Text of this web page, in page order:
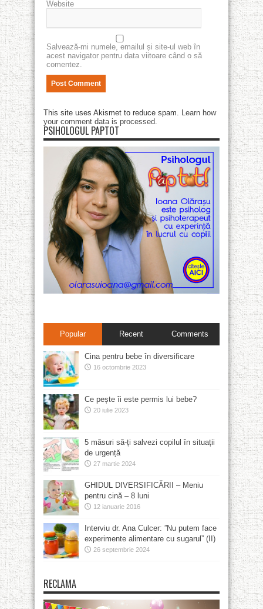
Website
Salvează-mi numele, emailul și site-ul web în
acest navigator pentru data viitoare când o să
comentez.
This site uses Akismet to reduce spam. Learn how
your comment data is processed.
PSIHOLOGUL PAPTOT
Popular Recent Comments
Cina pentru bebe în diversificare
16 octombrie 2023
Ce pește îi este permis lui bebe?
20 iulie 2023
5 măsuri să-ți salvezi copilul în situații
de urgență
27 martie 2024
GHIDUL DIVERSIFICĂRII – Meniu
pentru cină – 8 luni
12 ianuarie 2016
Interviu dr. Ana Culcer: ”Nu putem face
experimente alimentare cu sugarul” (II)
26 septembrie 2024
RECLAMA